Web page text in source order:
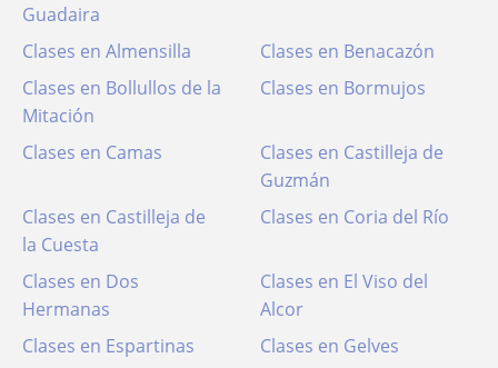
Guadaira
Clases en Almensilla
Clases en Benacazón
Clases en Bollullos de la
Mitación
Clases en Bormujos
Clases en Camas
Clases en Castilleja de
Guzmán
Clases en Castilleja de
la Cuesta
Clases en Coria del Río
Clases en Dos
Hermanas
Clases en El Viso del
Alcor
Clases en Espartinas
Clases en Gelves